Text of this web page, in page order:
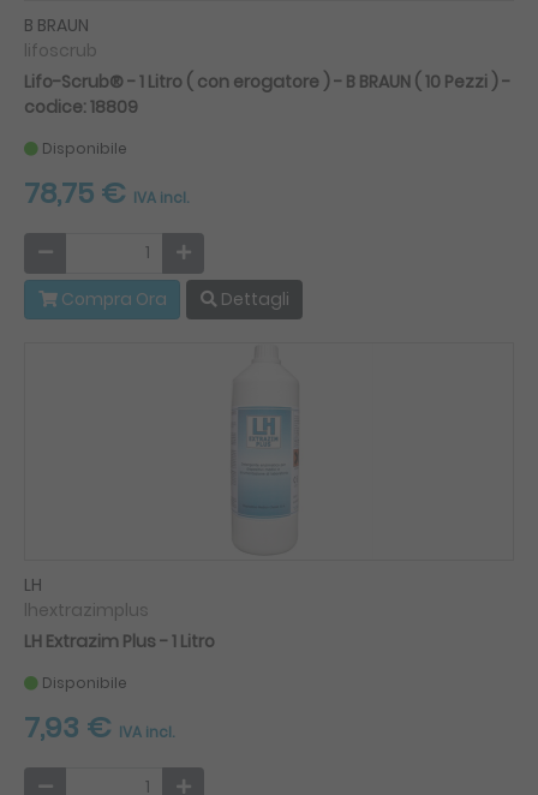
B BRAUN
lifoscrub
Lifo-Scrub® - 1 Litro ( con erogatore ) - B BRAUN ( 10 Pezzi ) -
codice: 18809
Disponibile
78,75 € IVA incl.
Compra Ora Dettagli
LH
lhextrazimplus
LH Extrazim Plus - 1 Litro
Disponibile
7,93 € IVA incl.